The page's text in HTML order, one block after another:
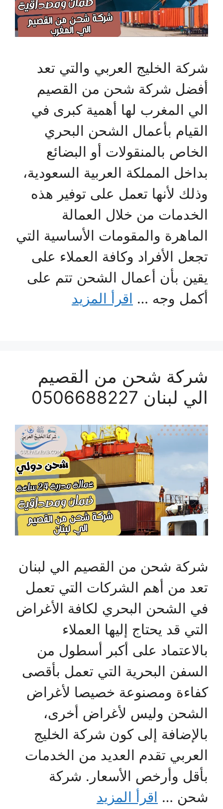
شركة الخليج العربي والتي تعد
أفضل شركة شحن من القصيم
الي المغرب لها أهمية كبرى في
القيام بأعمال الشحن البحري
الخاص بالمنقولات أو البضائع
بداخل المملكة العربية السعودية،
وذلك لأنها تعمل على توفير هذه
الخدمات من خلال العمالة
الماهرة والمقومات الأساسية التي
تجعل الأفراد وكافة العملاء على
يقين بأن أعمال الشحن تتم على
أكمل وجه … اقرأ المزيد
شركة شحن من القصيم
الي لبنان 0506688227
شركة شحن من القصيم الي لبنان
تعد من أهم الشركات التي تعمل
في الشحن البحري لكافة الأغراض
التي قد يحتاج إليها العملاء
بالاعتماد على أكبر أسطول من
السفن البحرية التي تعمل بأقصى
كفاءة ومصنوعة خصيصا لأغراض
الشحن وليس لأغراض أخرى،
بالإضافة إلى كون شركة الخليج
العربي تقدم العديد من الخدمات
بأقل وأرخص الأسعار. شركة
شحن … اقرأ المزيد